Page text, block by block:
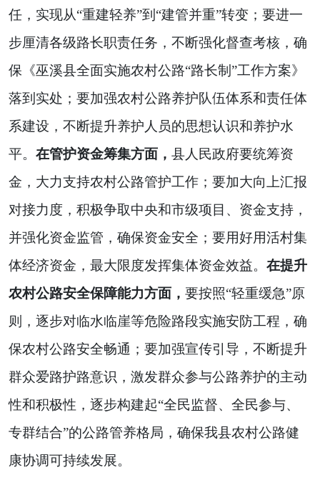
任，实现从“重建轻养”到“建管并重”转变；要进一
步厘清各级路长职责任务，不断强化督查考核，确
保《巫溪县全面实施农村公路“路长制”工作方案》
落到实处；要加强农村公路养护队伍体系和责任体
系建设，不断提升养护人员的思想认识和养护水
平。 在管护资金筹集方面， 县人民政府要统筹资
金，大力支持农村公路管护工作；要加大向上汇报
对接力度，积极争取中央和市级项目、资金支持，
并强化资金监管，确保资金安全；要用好用活村集
体经济资金，最大限度发挥集体资金效益。 在提升
农村公路安全保障能力方面， 要按照“轻重缓急”原
则，逐步对临水临崖等危险路段实施安防工程，确
保农村公路安全畅通；要加强宣传引导，不断提升
群众爱路护路意识，激发群众参与公路养护的主动
性和积极性，逐步构建起“全民监督、全民参与、
专群结合”的公路管养格局，确保我县农村公路健
康协调可持续发展。